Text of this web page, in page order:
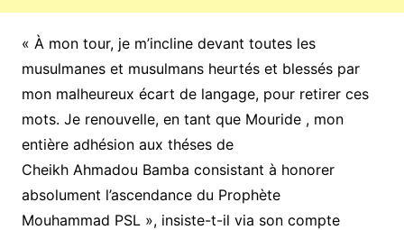
« À mon tour, je m’incline devant toutes les
musulmanes et musulmans heurtés et blessés par
mon malheureux écart de langage, pour retirer ces
mots. Je renouvelle, en tant que Mouride , mon
entière adhésion aux théses de
Cheikh Ahmadou Bamba consistant à honorer
absolument l’ascendance du Prophète
Mouhammad PSL », insiste-t-il via son compte